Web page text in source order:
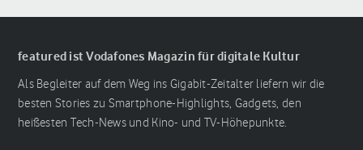
featured ist Vodafones Magazin für digitale Kultur
Als Begleiter auf dem Weg ins Gigabit-Zeitalter liefern wir die
besten Stories zu Smartphone-Highlights, Gadgets, den
heißesten Tech-News und Kino- und TV-Höhepunkte.